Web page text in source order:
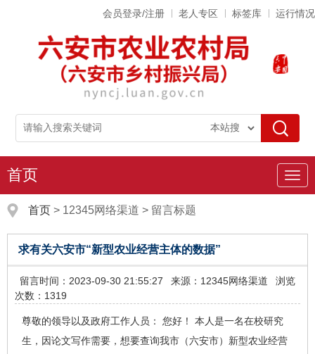
会员登录/注册 老人专区 标签库 运行情况
导
航
首页
首页 > 12345网络渠道 > 留言标题
求有关六安市“新型农业经营主体的数据”
留言时间：2023-09-30 21:55:27 来源：12345网络渠道
浏览
次数：1319
尊敬的领导以及政府工作人员： 您好！ 本人是一名在校研究
生，因论文写作需要，想要查询我市（六安市）新型农业经营